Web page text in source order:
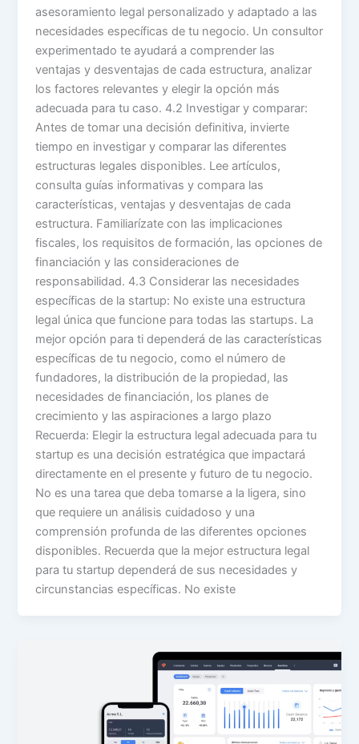
asesoramiento legal personalizado y adaptado a las
necesidades específicas de tu negocio. Un consultor
experimentado te ayudará a comprender las
ventajas y desventajas de cada estructura, analizar
los factores relevantes y elegir la opción más
adecuada para tu caso. 4.2 Investigar y comparar:
Antes de tomar una decisión definitiva, invierte
tiempo en investigar y comparar las diferentes
estructuras legales disponibles. Lee artículos,
consulta guías informativas y compara las
características, ventajas y desventajas de cada
estructura. Familiarízate con las implicaciones
fiscales, los requisitos de formación, las opciones de
financiación y las consideraciones de
responsabilidad. 4.3 Considerar las necesidades
específicas de la startup: No existe una estructura
legal única que funcione para todas las startups. La
mejor opción para ti dependerá de las características
específicas de tu negocio, como el número de
fundadores, la distribución de la propiedad, las
necesidades de financiación, los planes de
crecimiento y las aspiraciones a largo plazo
Recuerda: Elegir la estructura legal adecuada para tu
startup es una decisión estratégica que impactará
directamente en el presente y futuro de tu negocio.
No es una tarea que deba tomarse a la ligera, sino
que requiere un análisis cuidadoso y una
comprensión profunda de las diferentes opciones
disponibles. Recuerda que la mejor estructura legal
para tu startup dependerá de sus necesidades y
circunstancias específicas. No existe